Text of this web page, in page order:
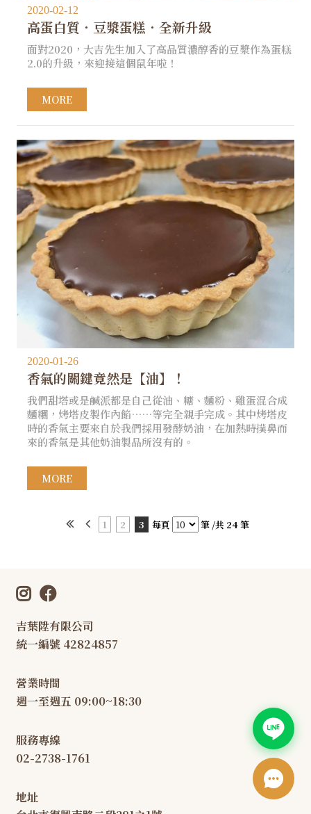
2020-02-12
高蛋白質．豆漿蛋糕．全新升級
面對2020，大吉先生加入了高品質濃醇香的豆漿作為蛋糕
2.0的升級，來迎接這個鼠年啦！
MORE
2020-01-26
香氣的關鍵竟然是【油】！
我們甜塔或是鹹派都是自己從油、糖、麵粉、雞蛋混合成
麵糰，烤塔皮製作內餡……等完全親手完成。其中烤塔皮
時的香氣主要來自於我們採用發酵奶油，在加熱時撲鼻而
來的香氣是其他奶油製品所沒有的。
MORE
1 2 3 每頁 筆 /共 24 筆
吉葉陞有限公司
統一編號 42824857
營業時間
週一至週五 09:00~18:30
服務專線
02-2738-1761
地址